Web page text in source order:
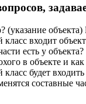
(указание
класс входит
есть у объекта?
в объекте и
класс будет
составные